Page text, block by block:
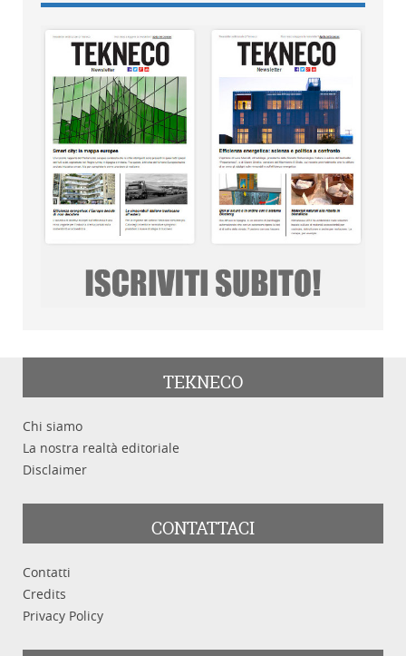
TEKNECO
Chi siamo
La nostra realtà editoriale
Disclaimer
CONTATTACI
Contatti
Credits
Privacy Policy